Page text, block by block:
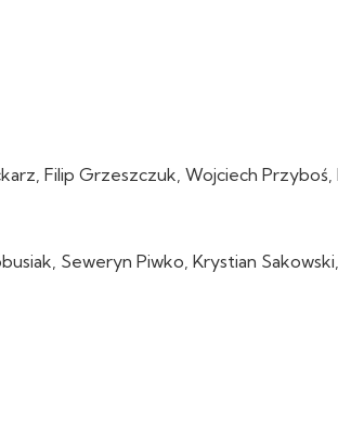
Filip Grzeszczuk, Wojciech Przyboś,
Seweryn Piwko, Krystian